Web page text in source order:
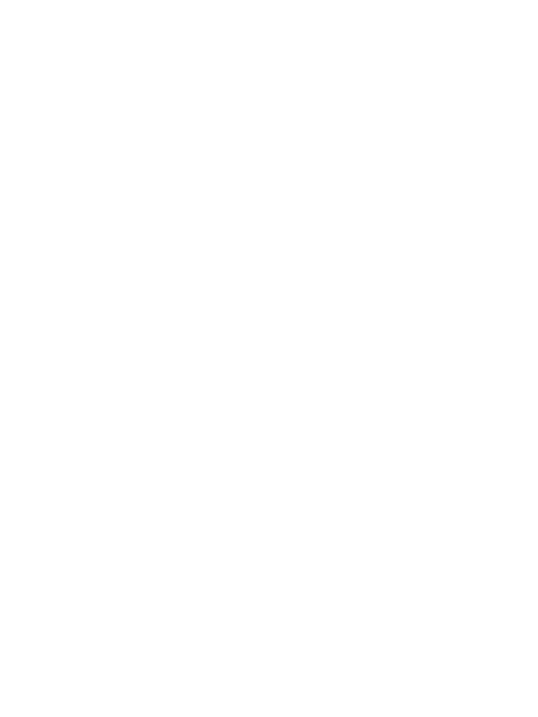
Rosique, y
buena, y en
mejorando
si todo va bien,